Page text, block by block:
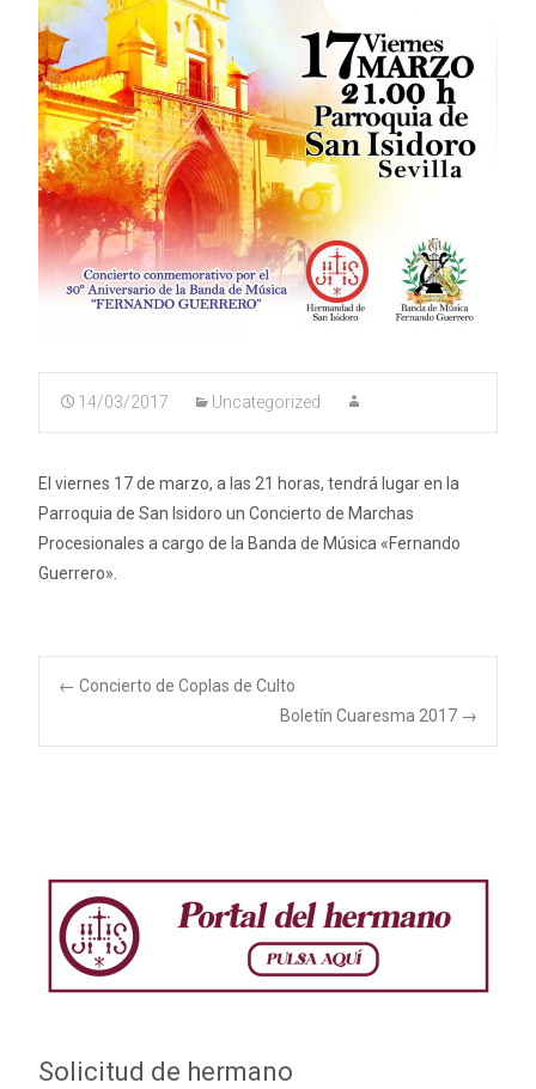
14/03/2017 Uncategorized
El viernes 17 de marzo, a las 21 horas, tendrá lugar en la
Parroquia de San Isidoro un Concierto de Marchas
Procesionales a cargo de la Banda de Música «Fernando
Guerrero».
Navegación
← Concierto de Coplas de Culto
Boletín Cuaresma 2017 →
Solicitud de hermano